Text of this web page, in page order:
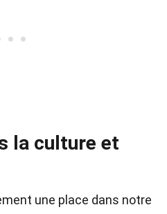
la culture et
une place dans notre